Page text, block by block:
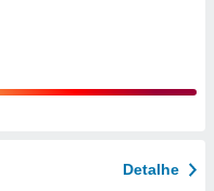
Detalhe